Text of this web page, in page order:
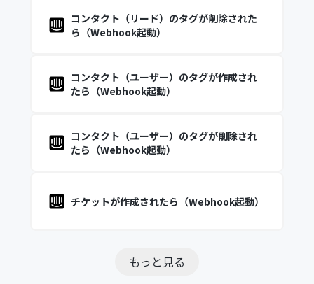
コンタクト（リード）のタグが削除された
ら（Webhook起動）
コンタクト（ユーザー）のタグが作成され
たら（Webhook起動）
コンタクト（ユーザー）のタグが削除され
たら（Webhook起動）
チケットが作成されたら（Webhook起動）
もっと見る